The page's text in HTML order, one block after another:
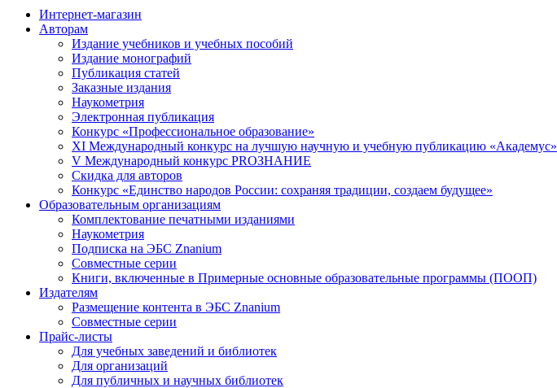
Интернет-магазин
Авторам
Издание учебников и учебных пособий
Издание монографий
Публикация статей
Заказные издания
Наукометрия
Электронная публикация
Конкурс «Профессиональное образование»
XI Международный конкурс на лучшую научную и учебную публикацию «Академус»
V Международный конкурс PROЗНАНИЕ
Скидка для авторов
Конкурс «Единство народов России: сохраняя традиции, создаем будущее»
Образовательным организациям
Комплектование печатными изданиями
Наукометрия
Подписка на ЭБС Znanium
Совместные серии
Книги, включенные в Примерные основные образовательные программы (ПООП)
Издателям
Размещение контента в ЭБС Znanium
Совместные серии
Прайс-листы
Для учебных заведений и библиотек
Для организаций
Для публичных и научных библиотек